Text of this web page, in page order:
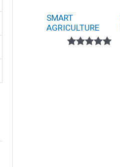
SMART
AGRICULTURE